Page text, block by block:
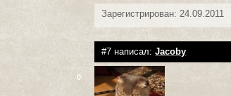
Зарегистрирован: 24.09.2011
#7 написал:Jacoby
0